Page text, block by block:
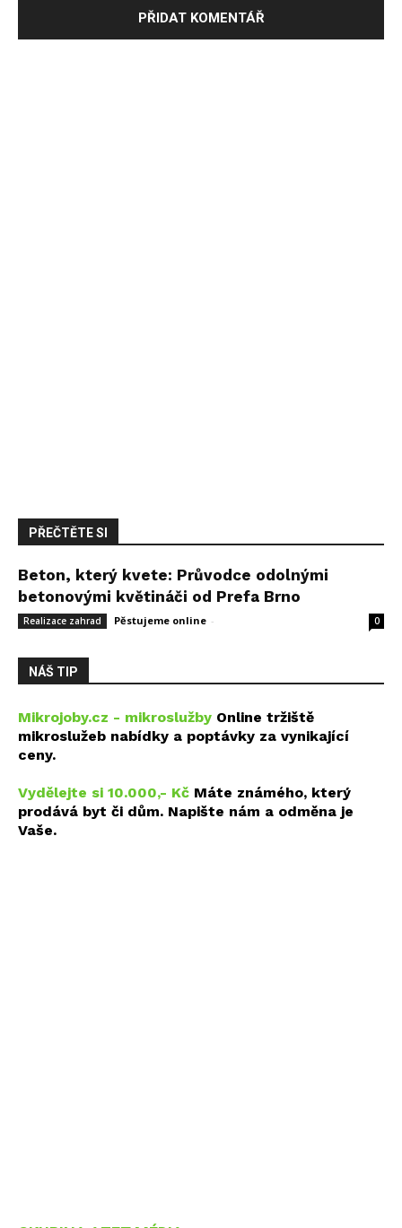
PŘEČTĚTE SI
Beton, který kvete: Průvodce odolnými
betonovými květináči od Prefa Brno
Realizace zahrad Pěstujeme online - 0
NÁŠ TIP
Mikrojoby.cz - mikroslužby Online tržiště
mikroslužeb nabídky a poptávky za vynikající
ceny.
Vydělejte si 10.000,- Kč Máte známého, který
prodává byt či dům. Napište nám a odměna je
Vaše.